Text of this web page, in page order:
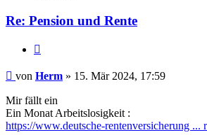
Re: Pension und Rente
Beitrag
von Herm » 15. Mär 2024, 17:59
Mir fällt ein
Ein Monat Arbeitslosigkeit :
https://www.deutsche-rentenversicherung ...